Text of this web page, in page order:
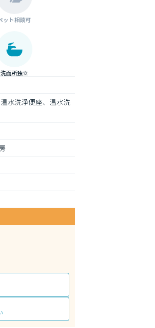
ット相談可
洗面所独立
水洗浄便座、温水洗